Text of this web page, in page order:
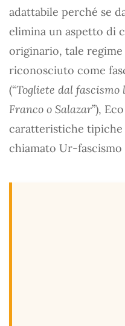
adattabile perché se
elimina un aspetto di
originario, tale
riconosciuto come
(“Togliete dal fascismo
Franco o Salazar”),
caratteristiche tipiche
chiamato Ur-fascismo